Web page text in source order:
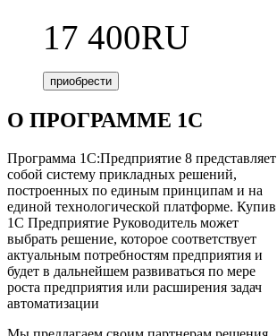
17 400RU
приобрести
О ПРОГРАММЕ 1С
Программа 1С:Предприятие 8 представляет
собой систему прикладных решений,
построенных по единым принципам и на
единой технологической платформе. Купив
1С Предприятие Руководитель может
выбрать решение, которое соответствует
актуальным потребностям предприятия и
будет в дальнейшем развиваться по мере
роста предприятия или расширения задач
автоматизации